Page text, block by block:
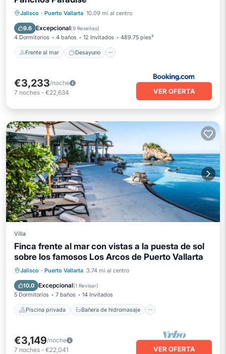
Jalisco · Puerto Vallarta 10.09 mi al centro
9.6 Excepcional(9 Reseñas)
4 Dormitorios 4 baños 12 Invitados 489.75 pies²
Frente al mar Desayuno
Frente al mar
Desayuno
Aparcamiento
€3,233/noche
7 noches - €22,634 VER OFERTA
Villa
Finca frente al mar con vistas a la puesta de sol
sobre los famosos Los Arcos de Puerto Vallarta
Jalisco · Puerto Vallarta 3.74 mi al centro
10.0 Excepcional(1 Revisar)
5 Dormitorios 7 baños 14 Invitados
Piscina privada Bañera de hidromasaje
Piscina privada
Bañera de hidromasaje
Desayuno
Aparcamiento
€3,149/noche
7 noches - €22,041 VER OFERTA